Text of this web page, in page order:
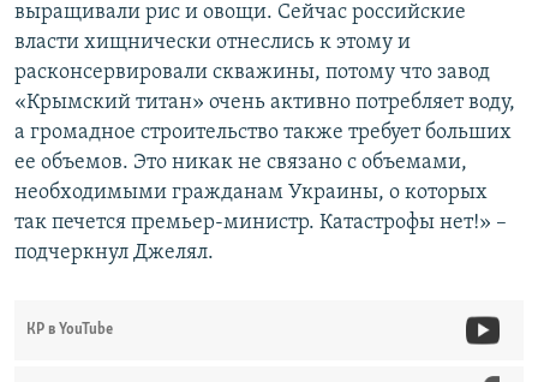
выращивали рис и овощи. Сейчас российские
власти хищнически отнеслись к этому и
расконсервировали скважины, потому что завод
«Крымский титан» очень активно потребляет воду,
а громадное строительство также требует больших
ее объемов. Это никак не связано с объемами,
необходимыми гражданам Украины, о которых
так печется премьер-министр. Катастрофы нет!» –
подчеркнул Джелял.
КР в YouTube